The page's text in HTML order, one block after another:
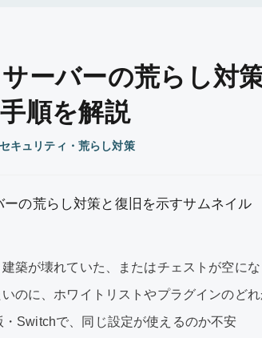
ーバーの荒らし対
順を解説
セキュリティ・荒らし対策
建築が壊れていた、またはチェストが空に
のに、ホワイトリストやプラグインのど
Switchで、同じ設定が使えるのか不安